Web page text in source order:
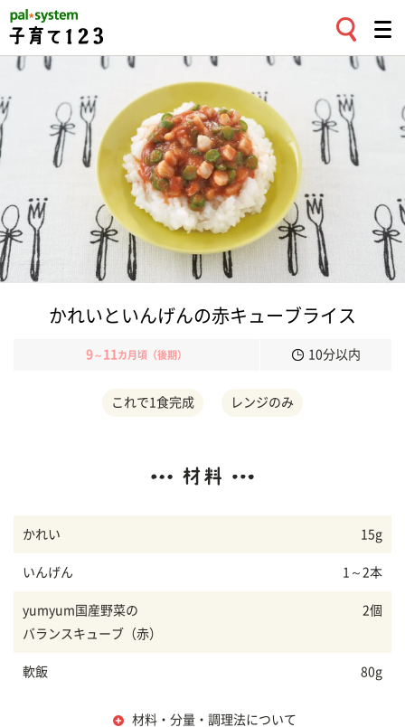
かれいといんげんの赤キューブライス
9～ 11 カ月頃（後期） 10分以内
これで1食完成 レンジのみ
かれい 15g
いんげん 1～2本
yumyum国産野菜の
バランスキューブ（赤）
2個
軟飯 80g
材料・分量・調理法について